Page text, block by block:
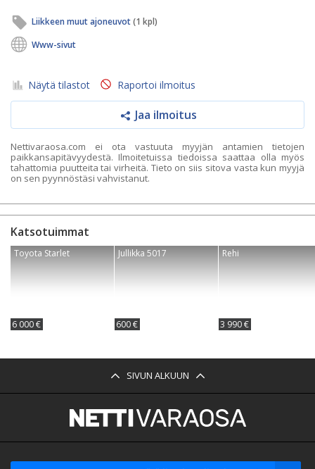
Liikkeen muut ajoneuvot(1 kpl)
Www-sivut
Näytä tilastot Raportoi ilmoitus
Jaa ilmoitus
Nettivaraosa.com ei ota vastuuta myyjän antamien tietojen
paikkansapitävyydestä. Ilmoitetuissa tiedoissa saattaa olla myös
tahattomia puutteita tai virheitä. Tieto on siis sitova vasta kun myyjä
on sen pyynnöstäsi vahvistanut.
Katsotuimmat
Toyota Starlet
6 000 €
Jullikka 5017
600 €
Rehi
3 990 €
SIVUN ALKUUN